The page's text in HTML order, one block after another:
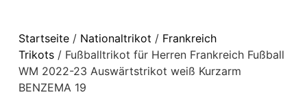
Startseite/ Nationaltrikot / Frankreich
Trikots/ Fußballtrikot für Herren Frankreich Fußball
WM 2022-23 Auswärtstrikot weiß Kurzarm
BENZEMA 19